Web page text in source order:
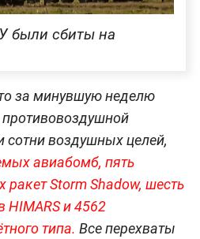
были сбиты на
за минувшую неделю
противовоздушной
сотни воздушных целей,
авиабомб, пять
Storm Shadow, шесть
HIMARS и 4562
го типа. Все перехваты